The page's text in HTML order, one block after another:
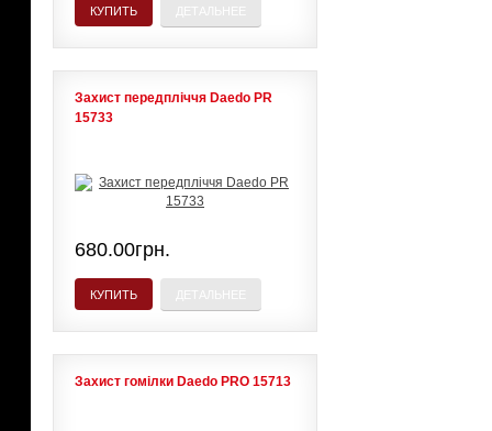
КУПИТЬ
Захист передпліччя Daedo PR
15733
680.00грн.
КУПИТЬ
Захист гомілки Daedo PRO 15713